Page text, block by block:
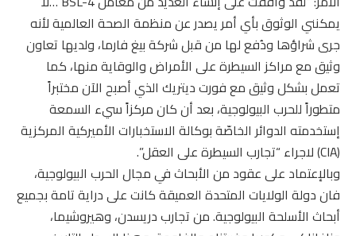
يمكنني الوثوق بأي أمر يصدر عن منظمة الصحة العالمية لأنه
جرى شراؤها ودُفع لها من قبل شركة بيغ فارما، ولديها تعاون
وثيق مع مراكز السيطرة على الأمراض والوقاية منها، كما
تعمل بشكل وثيق مع فورت ديتريك الذي أصبح الآن مختبراً
متطوراً للحرب البيولوجية، بعد أن كان مركزاً سيء السمعة
إستخدمته الدوائر الخاصّة بوكالة الاستخبارات الأميركية المركزية
(CIA) لاجراء “تجارب السيطرة على العقل”.
وبالإعتماد على عقود من الأبحاث في مجال الحرب البيولوجية،
فان دولة الولايات المتحدة العميقة كانت على دراية تامة بجميع
أبحاث الأسلحة البيولوجية. من تجارب دريسدن، وهيروشيما،